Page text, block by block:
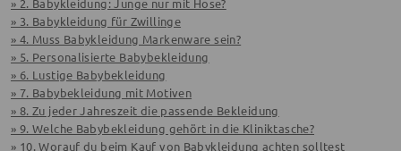
» 2. Babykleidung: Junge nur mit Hose?
» 3. Babykleidung für Zwillinge
» 4. Muss Babykleidung Markenware sein?
» 5. Personalisierte Babybekleidung
» 6. Lustige Babybekleidung
» 7. Babybekleidung mit Motiven
» 8. Zu jeder Jahreszeit die passende Bekleidung
» 9. Welche Babybekleidung gehört in die Kliniktasche?
» 10. Worauf du beim Kauf von Babykleidung achten solltest